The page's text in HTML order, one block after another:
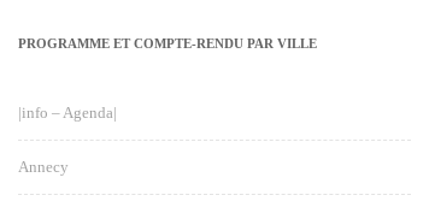
PROGRAMME ET COMPTE-RENDU PAR VILLE
|info – Agenda|
Annecy